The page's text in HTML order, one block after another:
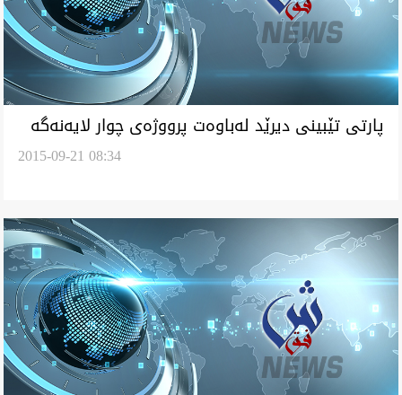
پارتى تێبينى ديرێد له‌باوه‌ت پرووژه‌ى چوار لايه‌نه‌گه‌
2015-09-21 08:34